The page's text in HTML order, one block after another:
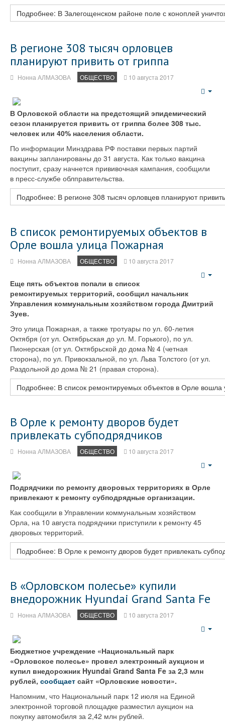
Подробнее: В Залегощенском районе поле с коноплей
В регионе 308 тысяч орловцев
планируют привить от гриппа
Нонна АЛМАЗОВА ОБЩЕСТВО 10 августа 2017
В Орловской области на предстоящий эпидемический
сезон планируется привить от гриппа более 308 тыс.
человек или 40% населения области.
По информации Минздрава РФ поставки первых партий
вакцины запланированы до 31 августа. Как только вакцина
поступит, сразу начнется прививочная кампания, сообщили
в пресс-службе облправительства.
Подробнее: В регионе 308 тысяч орловцев планируют
В список ремонтируемых объектов в
Орле вошла улица Пожарная
Нонна АЛМАЗОВА ОБЩЕСТВО 10 августа 2017
Еще пять объектов попали в список
ремонтируемых территорий, сообщил начальник
Управления коммунальным хозяйством города Дмитрий
Зуев.
Это улица Пожарная, а также тротуары по ул. 60-летия
Октября (от ул. Октябрьская до ул. М. Горького), по ул.
Пионерская (от ул. Октябрьской до дома № 4 (четная
сторона), по ул. Привокзальной, по ул. Льва Толстого (от ул.
Раздольной до дома № 21 (правая сторона).
Подробнее: В список ремонтируемых объектов в Орле
В Орле к ремонту дворов будет
привлекать субподрядчиков
Нонна АЛМАЗОВА ОБЩЕСТВО 10 августа 2017
Подрядчики по ремонту дворовых территориях в Орле
привлекают к ремонту субподрядные организации.
Как сообщили в Управлении коммунальным хозяйством
Орла, на 10 августа подрядчики приступили к ремонту 45
дворовых территорий.
Подробнее: В Орле к ремонту дворов будет привлекать
В «Орловском полесье» купили
внедорожник Hyundai Grand Santa Fe
Нонна АЛМАЗОВА ОБЩЕСТВО 10 августа 2017
Бюджетное учреждение «Национальный парк
«Орловское полесье» провел электронный аукцион и
купил внедорожник Hyundai Grand Santa Fe за 2,3 млн
рублей, сообщает сайт «Орловские новости».
Напомним, что Национальный парк 12 июля на Единой
электронной торговой площадке разместил аукцион на
покупку автомобиля за 2,42 млн рублей.